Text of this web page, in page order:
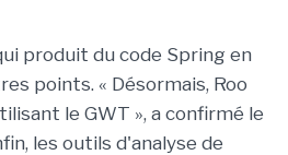
produit du code Spring en
points. « Désormais, Roo
le GWT », a confirmé le
les outils d'analyse de